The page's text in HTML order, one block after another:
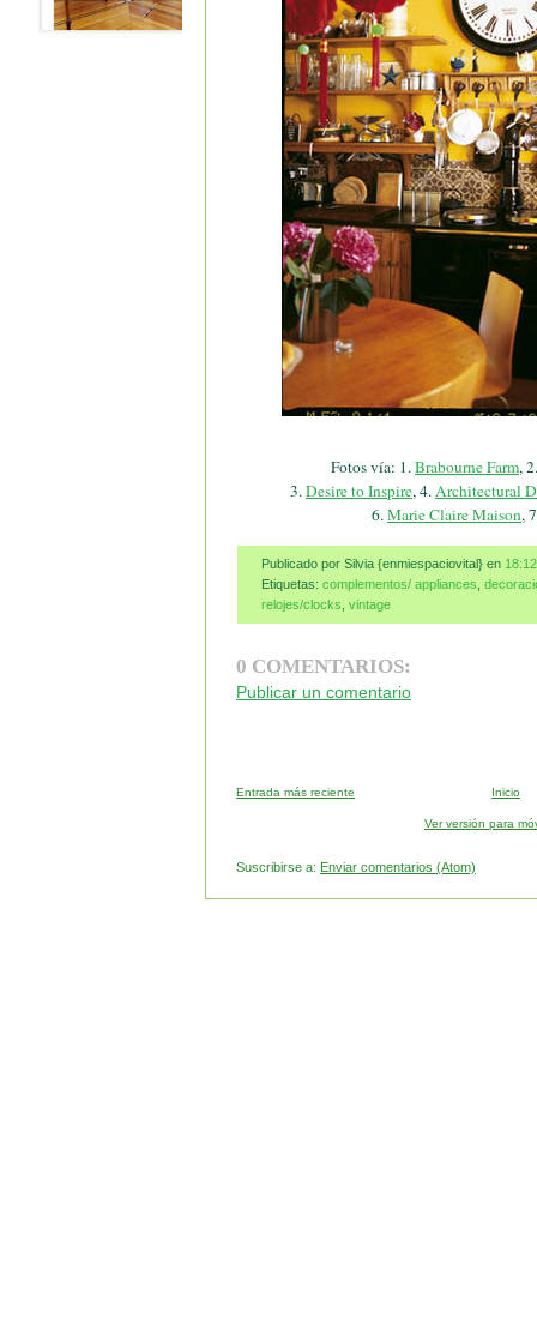
Fotos vía: 1.Brabourne Farm,
3.Desire to Inspire, 4.Architectural
6.Marie Claire Maison,
Publicado por Silvia {enmiespaciovital} en 18:12
Etiquetas: complementos/ appliances
relojes/clocks vintage
0 COMENTARIOS:
Publicar un comentario
Entrada más reciente Inicio
Ver versión para
Suscribirse a: Enviar comentarios (Atom)